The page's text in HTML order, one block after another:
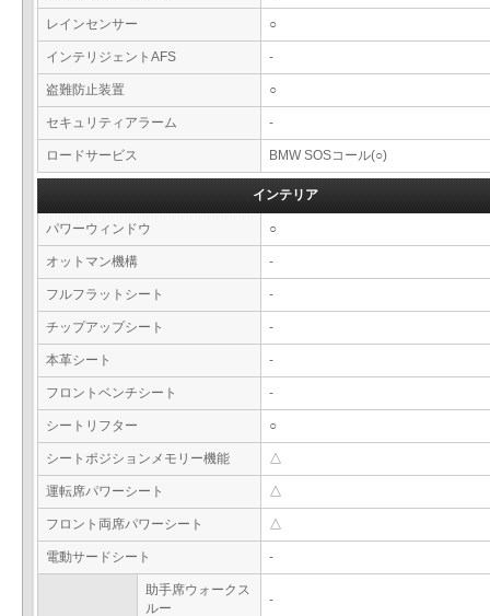
レインセンサー ○
インテリジェントAFS -
盗難防止装置 ○
セキュリティアラーム -
ロードサービス BMW SOSコール(○)
インテリア
パワーウィンドウ ○
オットマン機構 -
フルフラットシート -
チップアップシート -
本革シート -
フロントベンチシート -
シートリフター ○
シートポジションメモリー機能 △
運転席パワーシート △
フロント両席パワーシート △
電動サードシート -
助手席ウォークス
ルー
-